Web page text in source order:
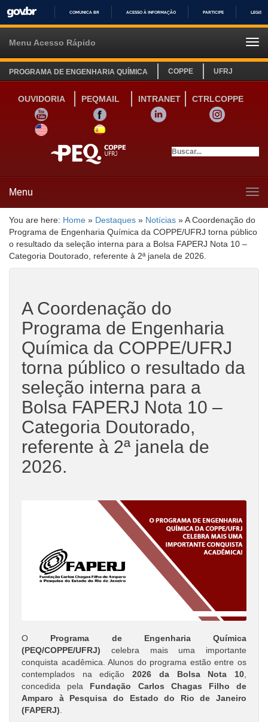
IR
COMUNICA BR ACESSO À INFORMAÇÃO PARTICIPE
Menu Acesso Rápido
PROGRAMA DE ENGENHARIA QUÍMICA COPPE UFRJ
OUVIDORIA PEQMAIL INTRANET
CTRLCOPPE
YOUTUBE
FACEBOOK LINKEDIN
INSTAGRAM
SITE INGLÊS
LINK SITE ESPANHOL
Menu
You are here: Home » Destaques » Notícias »A Coordenação do
Programa de Engenharia Química da COPPE/UFRJ torna público
o resultado da seleção interna para a Bolsa FAPERJ Nota 10 –
Categoria Doutorado, referente à 2ª janela de 2026.
A Coordenação do
Programa de Engenharia
Química da COPPE/UFRJ
torna público o resultado da
seleção interna para a
Bolsa FAPERJ Nota 10 –
Categoria Doutorado,
referente à 2ª janela de
2026.
O Programa de Engenharia Química
(PEQ/COPPE/UFRJ) celebra mais uma importante
conquista acadêmica. Alunos do programa estão entre os
contemplados na edição2026 da Bolsa Nota 10
concedida pela Fundação Carlos Chagas Filho de
Amparo à Pesquisa do Estado do Rio de Janeiro
(FAPERJ)